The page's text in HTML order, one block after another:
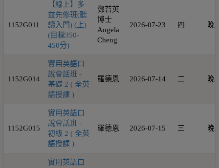
1152G011
【線上】多
益先修班(聽
讀入門) (上)
(目標350-
450分)
鄭苔英
博士
Angela
Cheng
2026-07-23 四 晚
1152G014
實用英語口
說會話班 -
基礎 2 ( 全英
語授課 )
羅德恩 2026-07-14 二 晚
1152G015
實用英語口
說會話班 -
初級 2 ( 全英
語授課 )
羅德恩 2026-07-15 三 晚
實用英語口